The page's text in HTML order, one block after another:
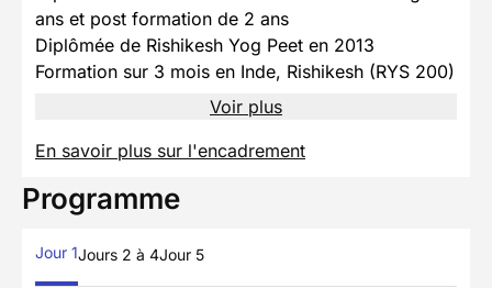
ans et post formation de 2 ans
Diplômée de Rishikesh Yog Peet en 2013
Formation sur 3 mois en Inde, Rishikesh (RYS 200)
Voir plus
En savoir plus sur l'encadrement
Programme
Jour 1Jours 2 à 4Jour 5